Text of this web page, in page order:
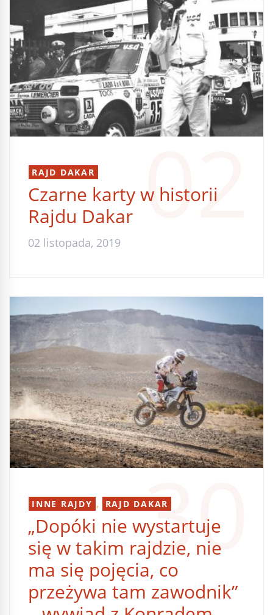
02
RAJD DAKAR
Czarne karty w historii
Rajdu Dakar
02 listopada, 2019
30
INNE RAJDY , RAJD DAKAR
„Dopóki nie wystartuje
się w takim rajdzie, nie
ma się pojęcia, co
przeżywa tam zawodnik”